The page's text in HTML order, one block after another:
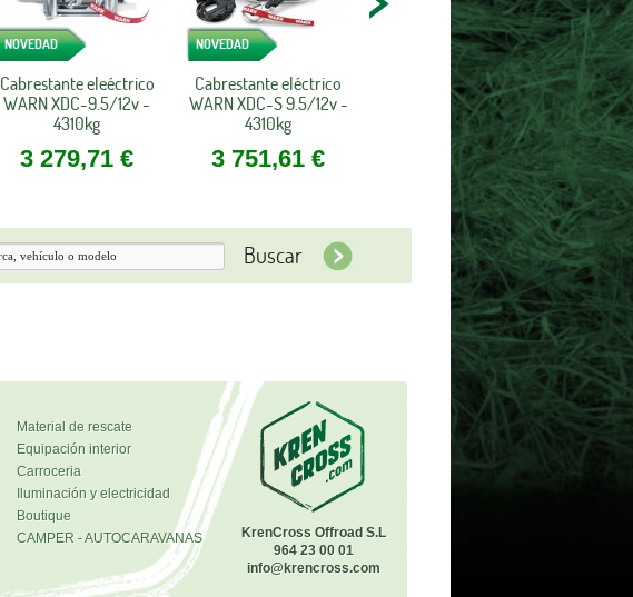
NOVEDAD
Cabrestante eleéctrico
WARN XDC-9.5/12v -
4310kg
3 279,71 €
NOVEDAD
Cabrestante eléctrico
WARN XDC-S 9.5/12v -
4310kg
3 751,61 €
Material de rescate
Equipación interior
Carroceria
Iluminación y electricidad
Boutique
CAMPER - AUTOCARAVANAS
KrenCross Offroad S.L
964 23 00 01
info@krencross.com